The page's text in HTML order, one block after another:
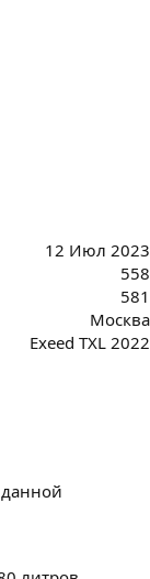
12 Июл 2023
558
581
Москва
Exeed TXL 2022